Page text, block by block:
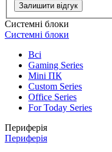
Залишити відгук
Системні блоки
Системні блоки
Всі
Gaming Series
Mini ПК
Custom Series
Office Series
For Today Series
Периферія
Периферія